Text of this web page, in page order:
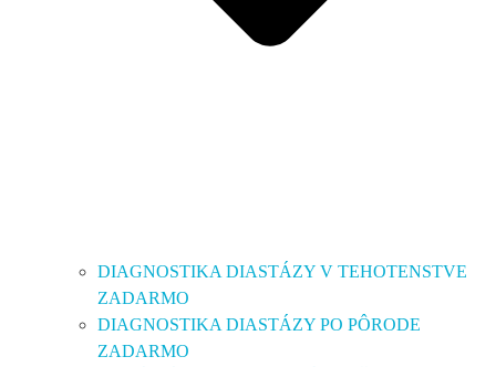
DIAGNOSTIKA DIASTÁZY V TEHOTENSTVE
ZADARMO
DIAGNOSTIKA DIASTÁZY PO PÔRODE
ZADARMO